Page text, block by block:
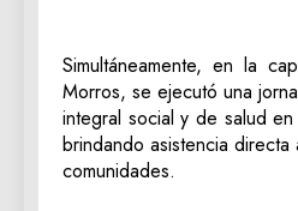
‎Simultáneamente, en la
Morros, se ejecutó una
integral social y de salud
brindando asistencia directa
comunidades.